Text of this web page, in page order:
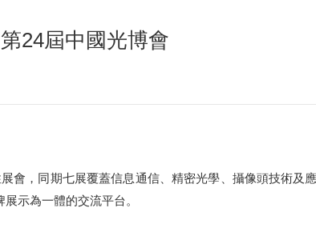
24屆中國光博會
會，同期七展覆蓋信息通信、精密光學、攝像頭技術及
示為一體的交流平台。